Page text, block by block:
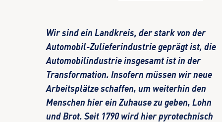
Wir sind ein Landkreis, der stark von der
Automobil-Zulieferindustrie geprägt ist, die
Automobilindustrie insgesamt ist in der
Transformation. Insofern müssen wir neue
Arbeitsplätze schaffen, um weiterhin den
Menschen hier ein Zuhause zu geben, Lohn
und Brot. Seit 1790 wird hier pyrotechnisch